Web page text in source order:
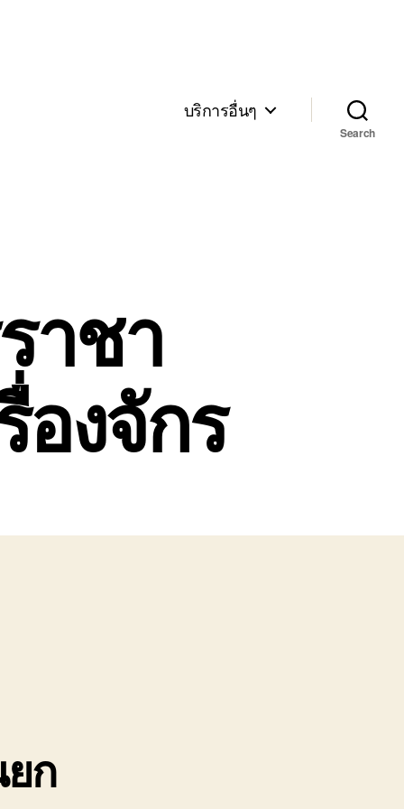
บริการอื่นๆ
Search
าชา
งจักร
ก